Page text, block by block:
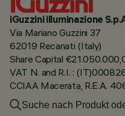
iGuzzini illuminazione
Via Mariano Guzzini 37
62019 Recanati (Italy)
Share Capital
VAT N. and R.I. :
CCIAA Macerata, R.E.A.